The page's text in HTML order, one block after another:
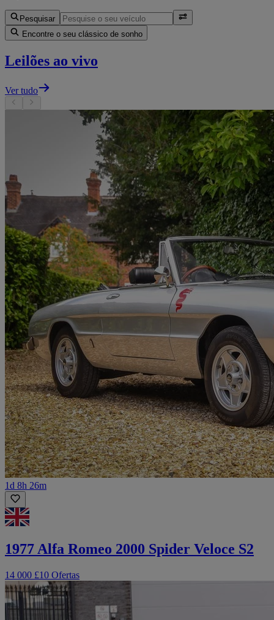
Pesquisar
Encontre o seu clássico de sonho
Leilões ao vivo
Ver tudo
1d 8h 26m
1977 Alfa Romeo 2000 Spider Veloce S2
14 000 £10 Ofertas